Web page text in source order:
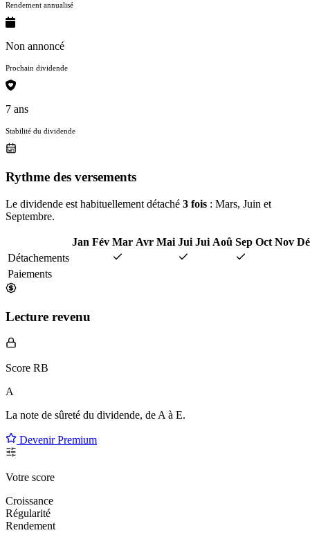
Rendement annualisé
Non annoncé
Prochain dividende
7 ans
Stabilité du dividende
Rythme des versements
Le dividende est habituellement détaché 3 fois : Mars, Juin et
Septembre.
Jan Fév Mar Avr Mai Jui Jui Aoû Sep Oct Nov
Détachements
Paiements
Lecture revenu
Score RB
A
La note de sûreté du dividende, de A à E.
Devenir Premium
Votre score
Croissance
Régularité
Rendement